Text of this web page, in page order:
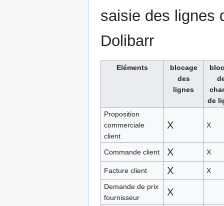
saisie des lignes
Dolibarr
Eléments
blocage
des
lignes
de
Proposition
commerciale
client
X X
Commande client X X
Facture client X
X
Demande de prix
fournisseur
X